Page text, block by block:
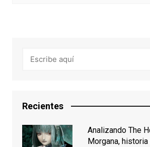
Recientes
Analizando The
Morgana,